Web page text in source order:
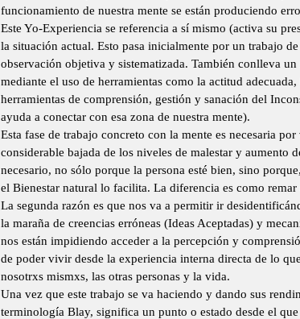
funcionamiento de nuestra mente se están produciendo
Este Yo-Experiencia se referencia a sí mismo (activa su
la situación actual. Esto pasa inicialmente por un trabajo
observación objetiva y sistematizada. También conlleva
mediante el uso de herramientas como la actitud
herramientas de comprensión, gestión y sanación del
ayuda a conectar con esa zona de nuestra mente).
Esta fase de trabajo concreto con la mente es necesaria
considerable bajada de los niveles de malestar y aumento
necesario, no sólo porque la persona esté bien, sino
el Bienestar natural lo facilita. La diferencia es como
La segunda razón es que nos va a permitir ir
la maraña de creencias erróneas (Ideas Aceptadas) y
nos están impidiendo acceder a la percepción y
de poder vivir desde la experiencia interna directa de lo
nosotrxs mismxs, las otras personas y la vida.
Una vez que este trabajo se va haciendo y dando sus
terminología Blay, significa un punto o estado desde el